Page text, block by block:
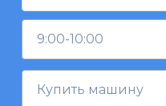
9:00-10:00
Купить машину